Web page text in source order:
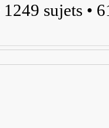
1249 sujets •